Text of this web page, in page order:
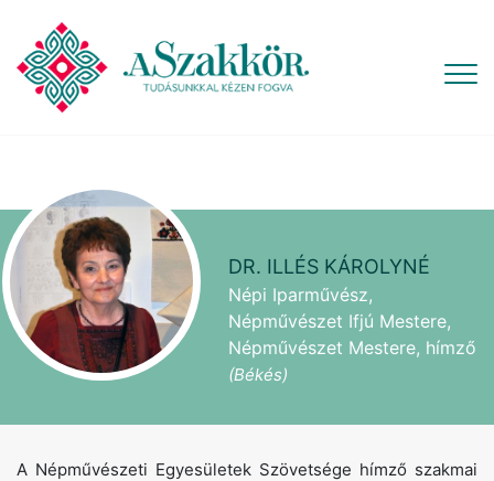
DR. ILLÉS KÁROLYNÉ
Népi Iparművész,
Népművészet Ifjú Mestere,
Népművészet Mestere, hímző
(Békés)
A Népművészeti Egyesületek Szövetsége hímző szakmai